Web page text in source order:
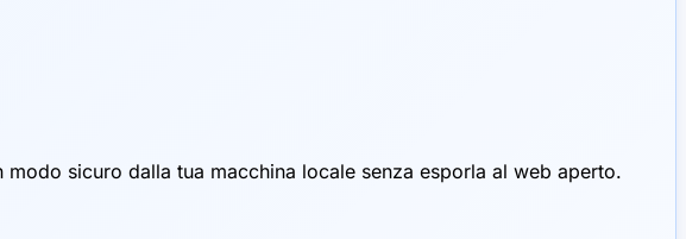
sicuro dalla tua macchina locale senza esporla al web aperto.